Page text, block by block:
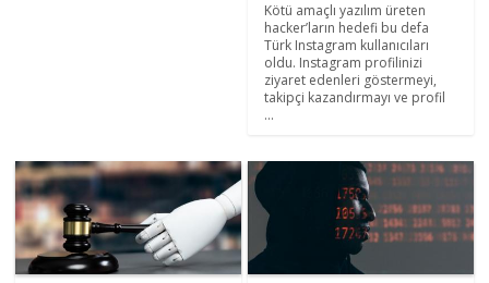
Kötü amaçlı yazılım üreten
hacker’ların hedefi bu defa
Türk Instagram kullanıcıları
oldu. Instagram profilinizi
ziyaret edenleri göstermeyi,
takipçi kazandırmayı ve profil
...